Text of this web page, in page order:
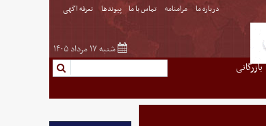
درباره ما مرامنامه تماس با ما پیوندها تعرفه اگهی
شنبه ۱۷ مرداد ۱۴۰۵
بازرگانی